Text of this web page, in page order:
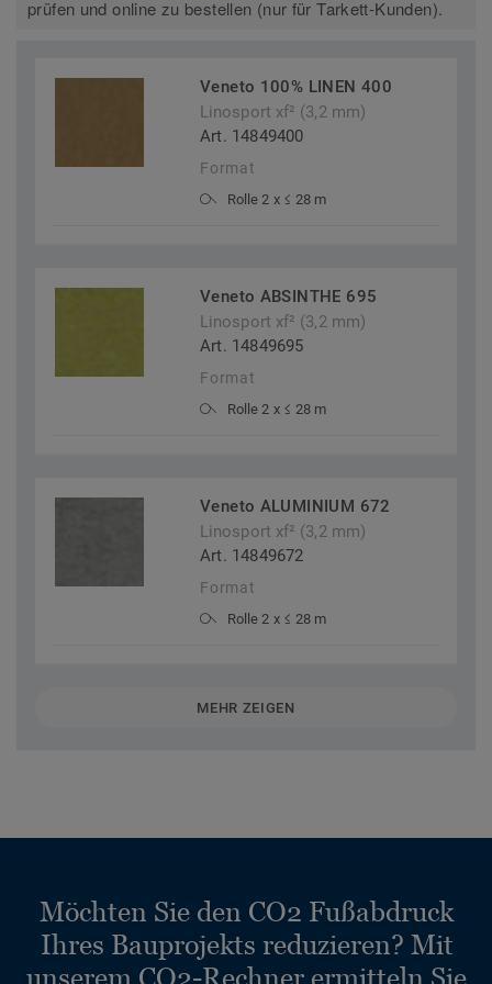
prüfen und online zu bestellen (nur für Tarkett-Kunden).
Veneto 100% LINEN 400
Linosport xf² (3,2 mm)
Art. 14849400
Format
Rolle 2 x ≤ 28 m
Veneto ABSINTHE 695
Linosport xf² (3,2 mm)
Art. 14849695
Format
Rolle 2 x ≤ 28 m
Veneto ALUMINIUM 672
Linosport xf² (3,2 mm)
Art. 14849672
Format
Rolle 2 x ≤ 28 m
MEHR ZEIGEN
Möchten Sie den CO2 Fußabdruck
Ihres Bauprojekts reduzieren? Mit
unserem CO2-Rechner ermitteln Sie